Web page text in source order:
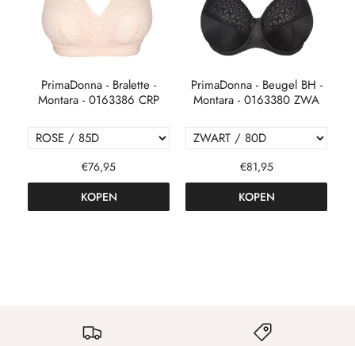
PrimaDonna - Bralette -
Montara - 0163386 CRP
€76,95
KOPEN
PrimaDonna - Beugel BH -
Montara - 0163380 ZWA
€81,95
KOPEN